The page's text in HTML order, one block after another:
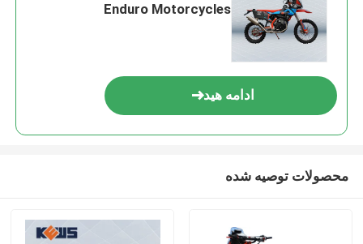
Enduro Motorcycles
ادامه هید
محصولات توصیه شده